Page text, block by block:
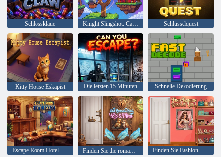
Schlossklaue Knight Slingshot: Castle War Schlüsselquest
Kitty House Eskapist Die letzten 15 Minuten Schnelle Dekodierung
Escape Room Hotel Escape Finden Sie die romantischen Vögel Lio & Mira Finden Sie Fashion Display Luna